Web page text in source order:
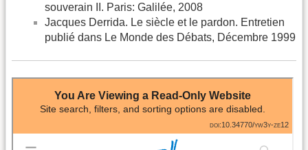
souverain II. Paris: Galilée, 2008
Jacques Derrida. Le siècle et le pardon. Entretien
publié dans Le Monde des Débats, Décembre 1999